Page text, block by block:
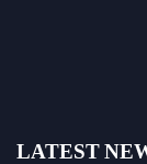
LATEST